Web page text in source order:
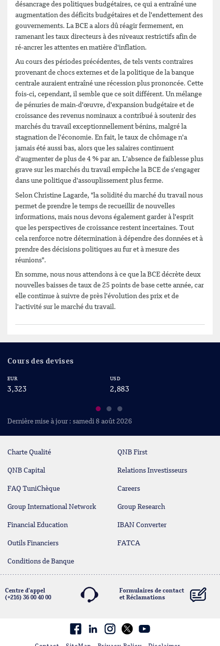
désancrage des politiques budgétaires, ce qui a entraîné une
augmentation des déficits budgétaires et de l'endettement des
gouvernements. La BCE a alors dû réagir fermement, en
ramenant les taux directeurs à des niveaux restrictifs afin de
ré-ancrer les attentes en matière d'inflation.
Au cours des périodes précédentes, de tels vents contraires
provenant de chocs externes et de la politique de la banque
centrale auraient entraîné une récession plus prononcée. Cette
fois-ci, cependant, il semble que ce soit différent. Un mélange
de pénuries de main-d'œuvre, d'expansion budgétaire et de
croissance des revenus nominaux a contribué à soutenir des
marchés du travail exceptionnellement bénins, malgré la
stagnation de l'économie. En fait, le taux de chômage n'a
jamais été aussi bas, alors que les salaires continuent
d'augmenter de plus de 4 % par an. L'absence de faiblesse plus
grave sur les marchés du travail empêche la BCE de s'engager
dans une politique d'assouplissement plus ferme.
Selon Christine Lagarde, "la solidité du marché du travail nous
permet de prendre le temps de recueillir de nouvelles
informations, mais nous devons également garder à l'esprit
que les perspectives de croissance restent incertaines. Tout
cela renforce notre détermination à dépendre des données et à
prendre des décisions politiques au fur et à mesure des
réunions".
En somme, nous nous attendons à ce que la BCE décrète deux
nouvelles baisses de taux de 25 points de base cette année, car
elle continue à suivre de près l'évolution des prix et de
l'activité sur le marché du travail.
Cours des devises
EUR
3,323
USD
2,883
Dernière mise à jour : samedi 8 août 2026
Charte Qualité QNB First
QNB Capital Relations Investisseurs
FAQ TuniChèque Careers
Group International Network Group Research
Financial Education IBAN Converter
Outils Financiers FATCA
Conditions de Banque
Centre d'appel
(+216) 36 00 40 00
Formulaires de contact
et Réclamations
contact@qnb.com.tnFacebook
linkedin